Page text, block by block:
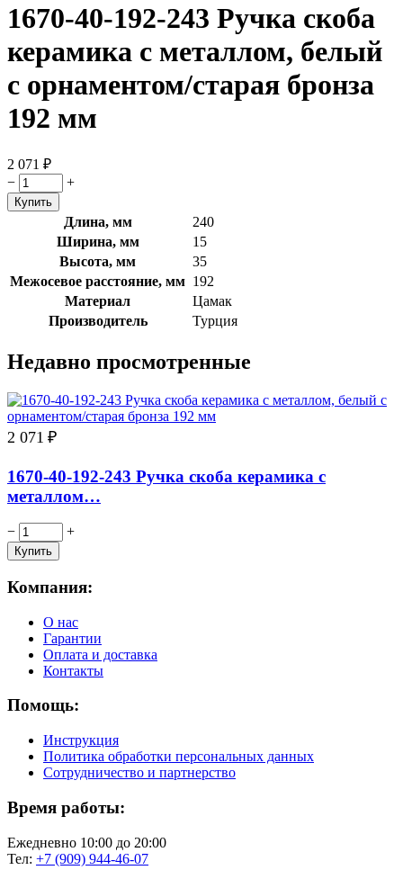
1670-40-192-243 Ручка скоба
керамика с металлом, белый
с орнаментом/старая бронза
192 мм
2 071 ₽
−
+
Длина, мм
240
Ширина, мм
15
Высота, мм
35
Межосевое расстояние, мм 192
Материал
Цамак
Производитель
Турция
Недавно просмотренные
2 071 ₽
1670-40-192-243 Ручка скоба керамика с
металлом…
− +
Компания:
О нас
Гарантии
Оплата и доставка
Контакты
Помощь:
Инструкция
Политика обработки персональных данных
Сотрудничество и партнерство
Время работы:
Ежедневно 10:00 до 20:00
Тел: +7 (909) 944-46-07